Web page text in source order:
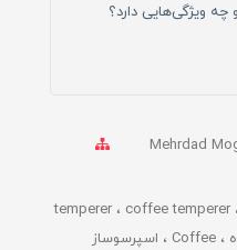
ویژگی‌هایی دارد؟
Mehrdad
temperer
coffee temperer
Coffee
اسپرسوساز